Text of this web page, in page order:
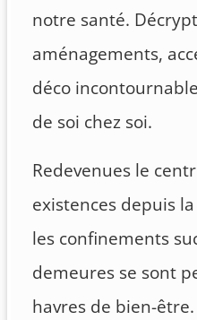
notre santé.
aménagements,
déco
de soi chez soi.
Redevenues le
existences depuis
les confinements
demeures se sont
havres de bien-être.